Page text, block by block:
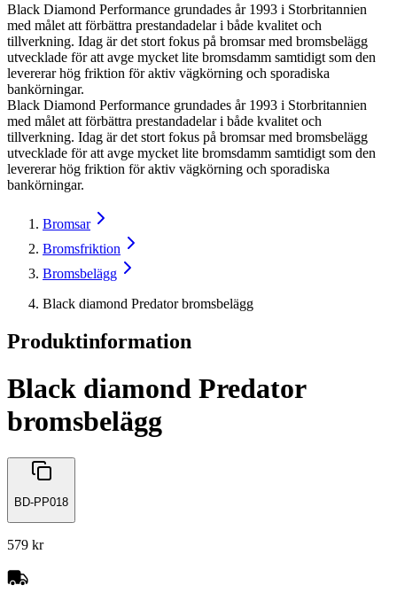
Black Diamond Performance grundades år 1993 i Storbritannien
med målet att förbättra prestandadelar i både kvalitet och
tillverkning. Idag är det stort fokus på bromsar med bromsbelägg
utvecklade för att avge mycket lite bromsdamm samtidigt som den
levererar hög friktion för aktiv vägkörning och sporadiska
bankörningar.
Black Diamond Performance grundades år 1993 i Storbritannien
med målet att förbättra prestandadelar i både kvalitet och
tillverkning. Idag är det stort fokus på bromsar med bromsbelägg
utvecklade för att avge mycket lite bromsdamm samtidigt som den
levererar hög friktion för aktiv vägkörning och sporadiska
bankörningar.
Bromsar
Bromsfriktion
Bromsbelägg
Black diamond Predator bromsbelägg
Produktinformation
Black diamond Predator
bromsbelägg
BD-PP018
579 kr